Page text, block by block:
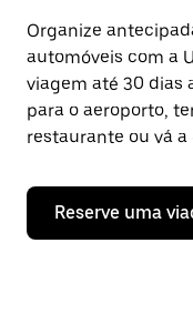
Organize
automóveis com a
viagem até 30 dias
para o aeroporto,
restaurante ou vá
Reserve uma